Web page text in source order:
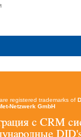
registered trademarks of
Netzwerk GmbH